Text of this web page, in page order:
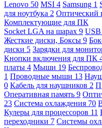
Lenovo 50 MSI 4 Samsung 1
для ноутбука 2 Оптический
Комплектующие для ПК
Socket LGA на шарах 9 USB
Жесткие диски, Боксы 9
диски 5 Зарядки для
Кнопки включения для ПК
платы 4 Мыши 19
1 Проводные мыши 13
0 Кабель для наушников 2
Оперативная память 9
23 Система охлаждения 70
Кулеры для процессоров 11
переходники 7 Системы